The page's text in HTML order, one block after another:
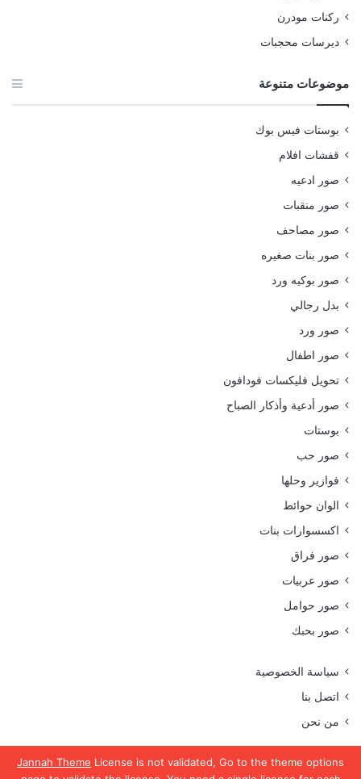
Jannah Theme License is not validated, Go to the theme options
ركنات مودرن
ديرسات محجبات
موضوعات متنوعة
بوستات فيس بوك
قفشات افلام
صور ادعيه
صور منقبات
صور مصاحف
صور بنات صغيره
صور بوكيه ورد
بدل رجالي
صور ورد
صور اطفال
تحويل فليكسات فودافون
صور أدعية وأذكار الصباح
بوستات
صور حب
فوازير وحلها
الوان حوائط
اكسسوارات بنات
صور فراق
صور عربيات
صور حوامل
صور بحبك
سياسة الخصوصية
اتصل بنا
من نحن